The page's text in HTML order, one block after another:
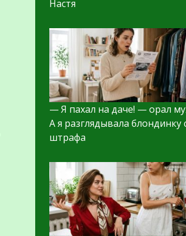
Настя
— Я пахал на даче! — орал
А я разглядывала блондинку
штрафа